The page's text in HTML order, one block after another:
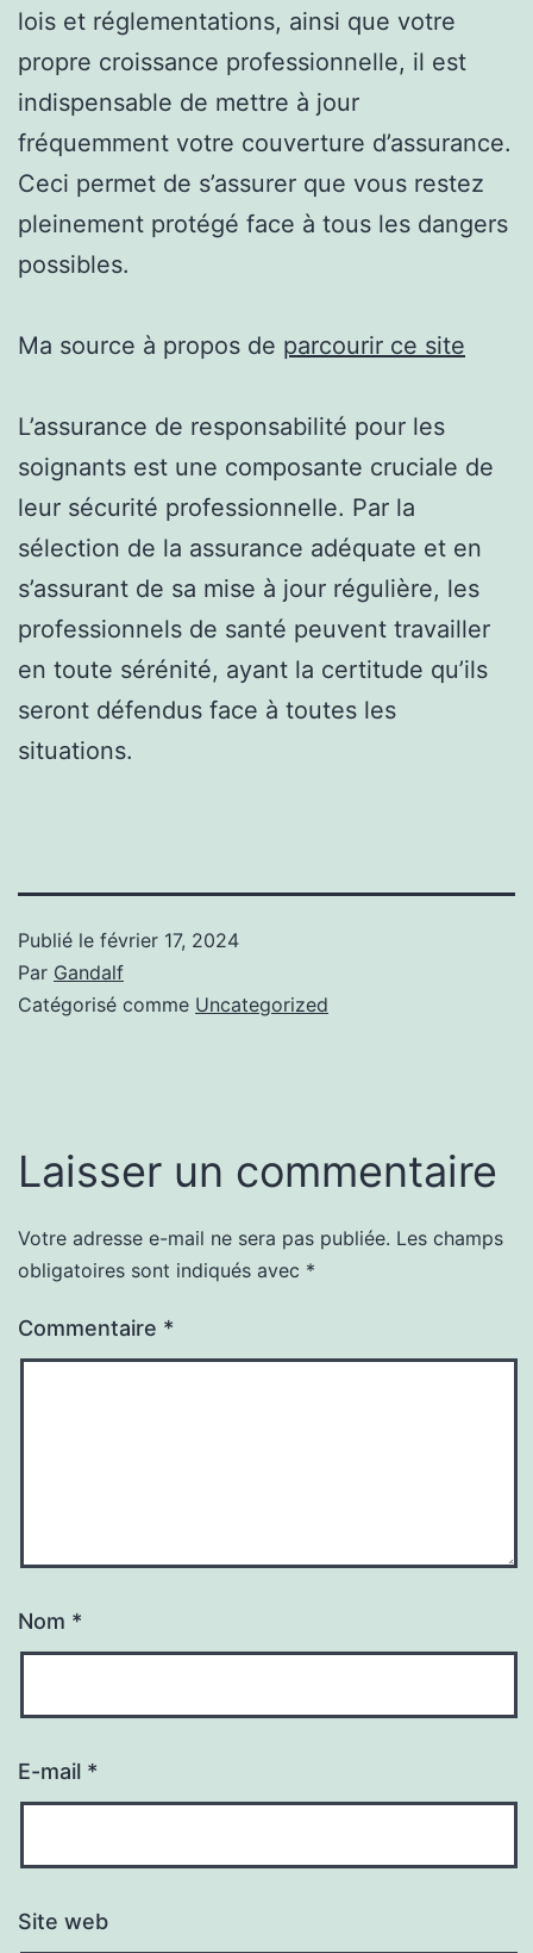
lois et réglementations, ainsi que votre
propre croissance professionnelle, il est
indispensable de mettre à jour
fréquemment votre couverture d’assurance.
Ceci permet de s’assurer que vous restez
pleinement protégé face à tous les dangers
possibles.
Ma source à propos de parcourir ce site
L’assurance de responsabilité pour les
soignants est une composante cruciale de
leur sécurité professionnelle. Par la
sélection de la assurance adéquate et en
s’assurant de sa mise à jour régulière, les
professionnels de santé peuvent travailler
en toute sérénité, ayant la certitude qu’ils
seront défendus face à toutes les
situations.
Publié le février 17, 2024
Par Gandalf
Catégorisé comme Uncategorized
Laisser un commentaire
Votre adresse e-mail ne sera pas publiée. Les champs
obligatoires sont indiqués avec *
Commentaire *
Nom *
E-mail *
Site web